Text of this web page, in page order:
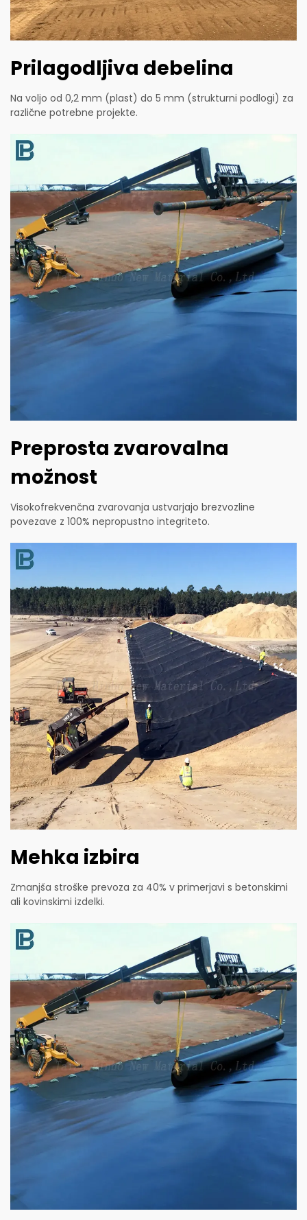
Prilagodljiva debelina
Na voljo od 0,2 mm (plast) do 5 mm (strukturni podlogi) za
različne potrebne projekte.
Preprosta zvarovalna
možnost
Visokofrekvenčna zvarovanja ustvarjajo brezvozline
povezave z 100% nepropustno integriteto.
Mehka izbira
Zmanjša stroške prevoza za 40% v primerjavi s betonskimi
ali kovinskimi izdelki.